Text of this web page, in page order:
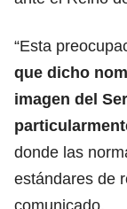
“Esta
que dicho
imagen del
donde las
estándares de
comunicado.